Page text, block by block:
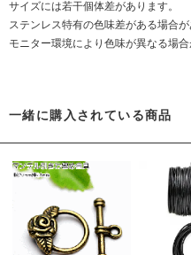
サイズには若干個体差があります。
ステンレス特有の色味差がある場合が
モニター環境により色味が異なる場合
一緒に購入されている商品